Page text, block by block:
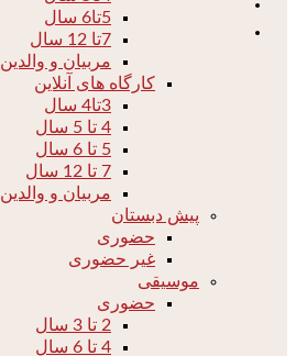
5تا6 سال
7تا 12 سال
مربیان و والدین
کارگاه های آنلاین
3تا4 سال
4 تا 5 سال
5 تا 6 سال
7 تا 12 سال
مربیان و والدین
پیش دبستان
حضوری
غیر حضوری
موسیقی
حضوری
2 تا 3 سال
4 تا 6 سال